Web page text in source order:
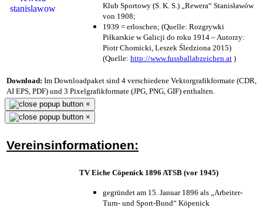
Klub Sportowy (S. K. S.) „Rewera“ Stanisławów
von 1908;
1939 = erloschen; (Quelle: Rozgrywki
Piłkarskie w Galicji do roku 1914 – Autorzy:
Piotr Chomicki, Leszek Śledziona 2015)
(Quelle: http://www.fussballabzeichen.at )
Download: Im Downloadpaket sind 4 verschiedene Vektorgrafikformate (CDR,
AI EPS, PDF) und 3 Pixelgrafikformate (JPG, PNG, GIF) enthalten.
×
×
Vereinsinformationen:
TV Eiche Cöpenick 1896 ATSB (vor 1945)
gegründet am 15. Januar 1896 als „Arbeiter-
Turn- und Sport-Bund“ Köpenick